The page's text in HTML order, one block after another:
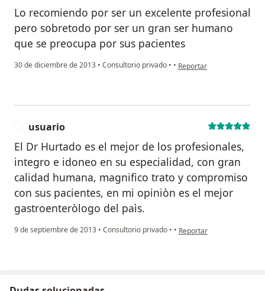
Lo recomiendo por ser un excelente profesional
pero sobretodo por ser un gran ser humano
que se preocupa por sus pacientes
30 de diciembre de 2013 • Consultorio privado • • en opinión del usuario
Reportar
usuario
El Dr Hurtado es el mejor de los profesionales,
integro e idoneo en su especialidad, con gran
calidad humana, magnifico trato y compromiso
con sus pacientes, en mi opiniòn es el mejor
gastroenteròlogo del paìs.
9 de septiembre de 2013 • Consultorio privado • • en opinión del usuario
Reportar